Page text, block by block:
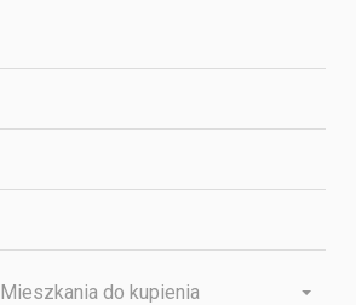
Mieszkania do kupienia